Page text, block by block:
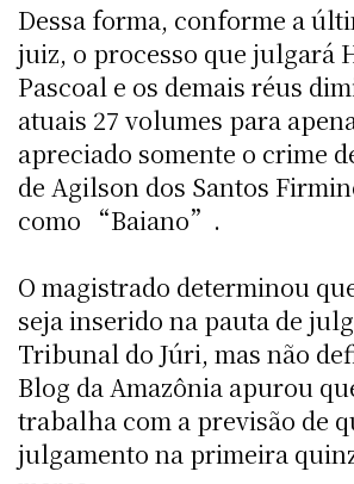
Dessa forma, conforme a
juiz, o processo que julgará
Pascoal e os demais réus
atuais 27 volumes para
apreciado somente o crime
de Agilson dos Santos
como “Baiano”.
O magistrado determinou
seja inserido na pauta de
Tribunal do Júri, mas não
Blog da Amazônia apurou
trabalha com a previsão de
julgamento na primeira